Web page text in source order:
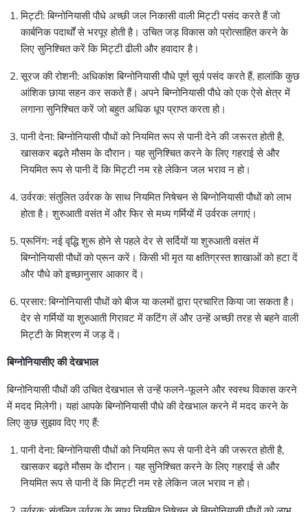
मिट्टी: बिग्नोनियासी पौधे अच्छी जल निकासी वाली मिट्टी पसंद करते हैं जो
कार्बनिक पदार्थों से भरपूर होती है। उचित जड़ विकास को प्रोत्साहित करने के
लिए सुनिश्चित करें कि मिट्टी ढीली और हवादार है।
सूरज की रोशनी: अधिकांश बिग्नोनियासी पौधे पूर्ण सूर्य पसंद करते हैं, हालांकि कुछ
आंशिक छाया सहन कर सकते हैं। अपने बिग्नोनियासी पौधे को एक ऐसे क्षेत्र में
लगाना सुनिश्चित करें जो बहुत अधिक धूप प्राप्त करता हो।
पानी देना: बिग्नोनियासी पौधों को नियमित रूप से पानी देने की जरूरत होती है,
खासकर बढ़ते मौसम के दौरान। यह सुनिश्चित करने के लिए गहराई से और
नियमित रूप से पानी दें कि मिट्टी नम रहे लेकिन जल भराव न हो।
उर्वरक: संतुलित उर्वरक के साथ नियमित निषेचन से बिग्नोनियासी पौधों को लाभ
होता है। शुरुआती वसंत में और फिर से मध्य गर्मियों में उर्वरक लगाएं।
प्रूनिंग: नई वृद्धि शुरू होने से पहले देर से सर्दियों या शुरुआती वसंत में
बिग्नोनियासी पौधों को प्रून करें। किसी भी मृत या क्षतिग्रस्त शाखाओं को हटा दें
और पौधे को इच्छानुसार आकार दें।
प्रसार: बिग्नोनियासी पौधों को बीज या कलमों द्वारा प्रचारित किया जा सकता है।
देर से गर्मियों या शुरुआती गिरावट में कटिंग लें और उन्हें अच्छी तरह से बहने वाली
मिट्टी के मिश्रण में जड़ दें।
बिग्नोनियासीए की देखभाल
बिग्नोनियासी पौधों की उचित देखभाल से उन्हें फलने-फूलने और स्वस्थ विकास करने
में मदद मिलेगी। यहां आपके बिग्नोनियासी पौधे की देखभाल करने में मदद करने के
लिए कुछ सुझाव दिए गए हैं:
पानी देना: बिग्नोनियासी पौधों को नियमित रूप से पानी देने की जरूरत होती है,
खासकर बढ़ते मौसम के दौरान। यह सुनिश्चित करने के लिए गहराई से और
नियमित रूप से पानी दें कि मिट्टी नम रहे लेकिन जल भराव न हो।